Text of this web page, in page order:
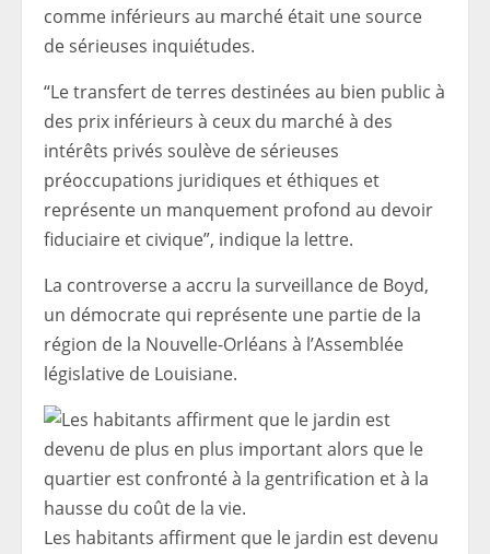
comme inférieurs au marché était une source
de sérieuses inquiétudes.
“Le transfert de terres destinées au bien public à
des prix inférieurs à ceux du marché à des
intérêts privés soulève de sérieuses
préoccupations juridiques et éthiques et
représente un manquement profond au devoir
fiduciaire et civique”, indique la lettre.
La controverse a accru la surveillance de Boyd,
un démocrate qui représente une partie de la
région de la Nouvelle-Orléans à l’Assemblée
législative de Louisiane.
Les habitants affirment que le jardin est devenu